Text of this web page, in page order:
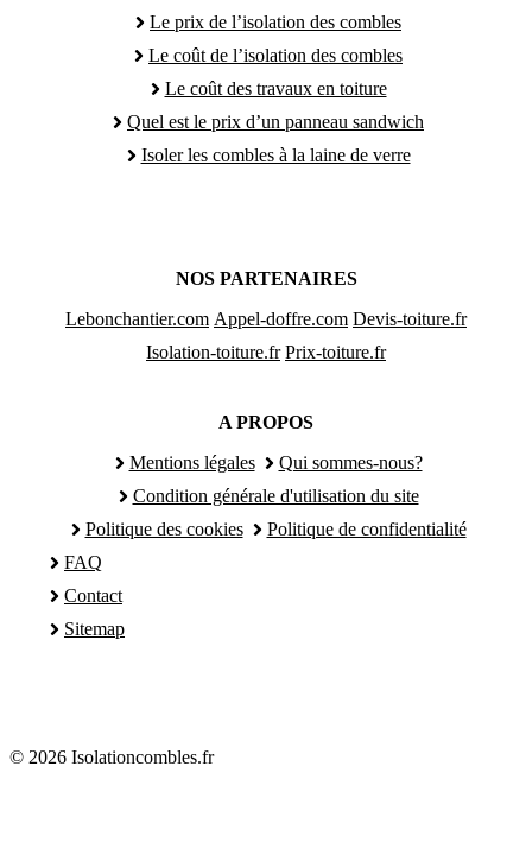
Le prix de l’isolation des combles
Le coût de l’isolation des combles
Le coût des travaux en toiture
Quel est le prix d’un panneau sandwich
Isoler les combles à la laine de verre
NOS PARTENAIRES
Lebonchantier.com Appel-doffre.com Devis-toiture.fr
Isolation-toiture.fr Prix-toiture.fr
A PROPOS
Mentions légales
Qui sommes-nous?
Condition générale d'utilisation du site
Politique des cookies
Politique de confidentialité
FAQ
Contact
Sitemap
© 2026 Isolationcombles.fr